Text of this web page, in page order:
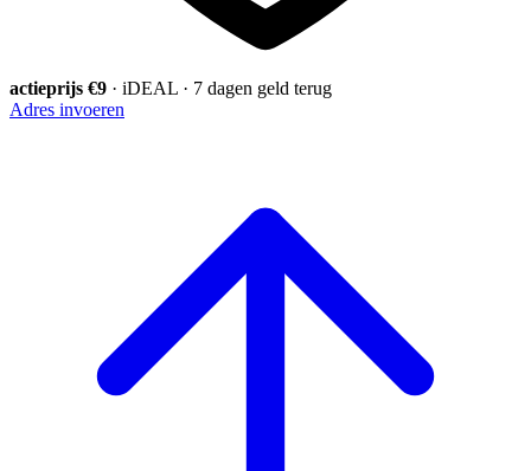
actieprijs €9 · iDEAL · 7 dagen geld terug
Adres invoeren